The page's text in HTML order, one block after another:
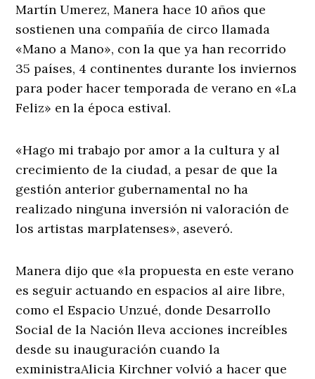
Martín Umerez, Manera hace 10 años que
sostienen una compañía de circo llamada
«Mano a Mano», con la que ya han recorrido
35 países, 4 continentes durante los inviernos
para poder hacer temporada de verano en «La
Feliz» en la época estival.
«Hago mi trabajo por amor a la cultura y al
crecimiento de la ciudad, a pesar de que la
gestión anterior gubernamental no ha
realizado ninguna inversión ni valoración de
los artistas marplatenses», aseveró.
Manera dijo que «la propuesta en este verano
es seguir actuando en espacios al aire libre,
como el Espacio Unzué, donde Desarrollo
Social de la Nación lleva acciones increíbles
desde su inauguración cuando la
exministraAlicia Kirchner volvió a hacer que